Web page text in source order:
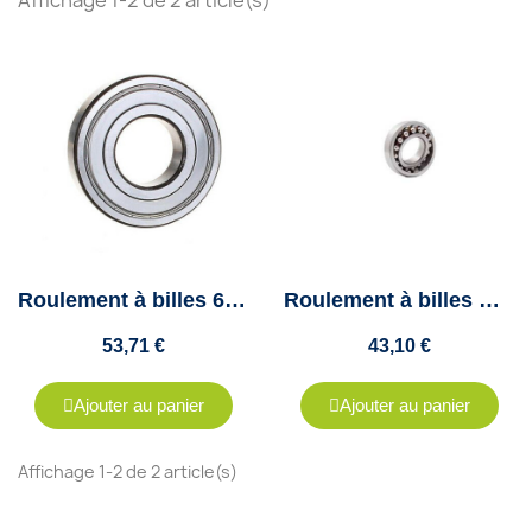
Roulement à billes 6309 FT150 ZZ - SNR - 45x100x25mm
53,71 €
Ajouter au panier
Roulement à billes GB 10721 S03 SNR
43,10 €
Ajouter au panier
Affichage 1-2 de 2 article(s)